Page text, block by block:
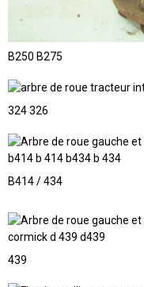
B250 B275
324 326
B414 / 434
439